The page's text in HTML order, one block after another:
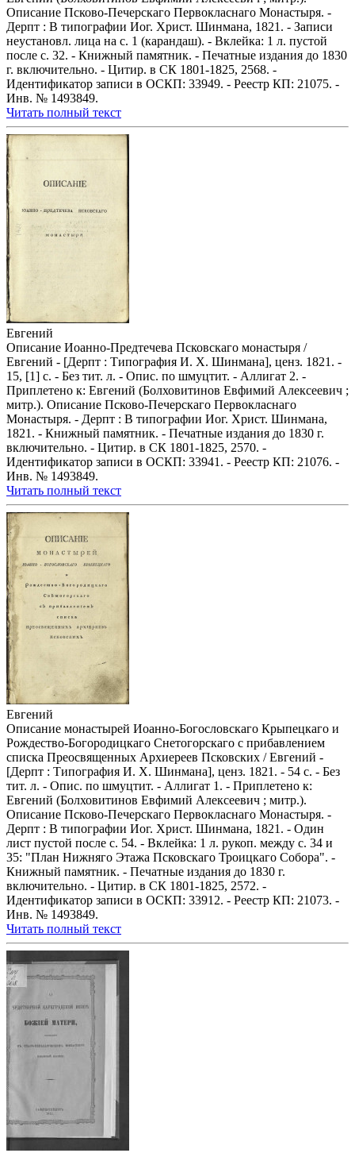
Описание Псково-Печерскаго Первокласнаго Монастыря. -
Дерпт : В типографии Иог. Христ. Шинмана, 1821. - Записи
неустановл. лица на с. 1 (карандаш). - Вклейка: 1 л. пустой
после с. 32. - Книжный памятник. - Печатные издания до 1830
г. включительно. - Цитир. в СК 1801-1825, 2568. -
Идентификатор записи в ОСКП: 33949. - Реестр КП: 21075. -
Инв. № 1493849.
Читать полный текст
Евгений
Описание Иоанно-Предтечева Псковскаго монастыря /
Евгений - [Дерпт : Типография И. Х. Шинмана], ценз. 1821. -
15, [1] с. - Без тит. л. - Опис. по шмуцтит. - Аллигат 2. -
Приплетено к: Евгений (Болховитинов Евфимий Алексеевич ;
митр.). Описание Псково-Печерскаго Первокласнаго
Монастыря. - Дерпт : В типографии Иог. Христ. Шинмана,
1821. - Книжный памятник. - Печатные издания до 1830 г.
включительно. - Цитир. в СК 1801-1825, 2570. -
Идентификатор записи в ОСКП: 33941. - Реестр КП: 21076. -
Инв. № 1493849.
Читать полный текст
Евгений
Описание монастырей Иоанно-Богословскаго Крыпецкаго и
Рождество-Богородицкаго Снетогорскаго с прибавлением
списка Преосвященных Архиереев Псковских / Евгений -
[Дерпт : Типография И. Х. Шинмана], ценз. 1821. - 54 с. - Без
тит. л. - Опис. по шмуцтит. - Аллигат 1. - Приплетено к:
Евгений (Болховитинов Евфимий Алексеевич ; митр.).
Описание Псково-Печерскаго Первокласнаго Монастыря. -
Дерпт : В типографии Иог. Христ. Шинмана, 1821. - Один
лист пустой после с. 54. - Вклейка: 1 л. рукоп. между с. 34 и
35: "План Нижняго Этажа Псковскаго Троицкаго Собора". -
Книжный памятник. - Печатные издания до 1830 г.
включительно. - Цитир. в СК 1801-1825, 2572. -
Идентификатор записи в ОСКП: 33912. - Реестр КП: 21073. -
Инв. № 1493849.
Читать полный текст